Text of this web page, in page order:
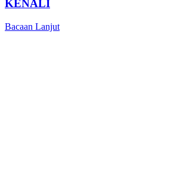
KENALI
Bacaan Lanjut